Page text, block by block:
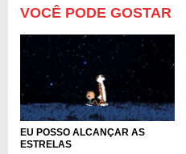
VOCÊ PODE GOSTAR
EU POSSO ALCANÇAR AS
ESTRELAS